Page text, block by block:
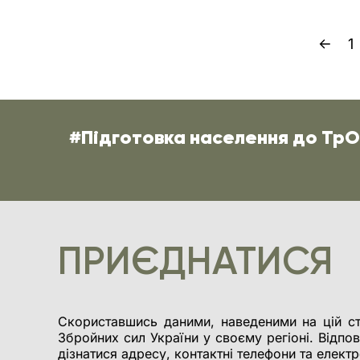
1
#Підготовка населення до
ПРИЄДНАТИСЯ
Скориставшись даними, наведеними на цій
Збройних сил України у своєму регіоні.
дізнатися адресу, контактні телефони та